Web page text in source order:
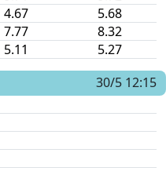
4.67 5.68
7.77 8.32
5.11 5.27
30/5 12:15